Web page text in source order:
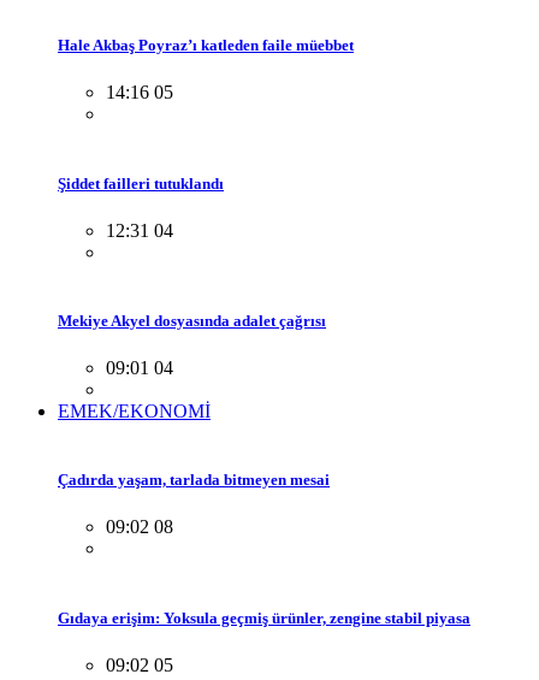
Hale Akbaş Poyraz’ı katleden faile müebbet
14:16 05
Şiddet failleri tutuklandı
12:31 04
Mekiye Akyel dosyasında adalet çağrısı
09:01 04
EMEK/EKONOMİ
Çadırda yaşam, tarlada bitmeyen mesai
09:02 08
Gıdaya erişim: Yoksula geçmiş ürünler, zengine stabil piyasa
09:02 05